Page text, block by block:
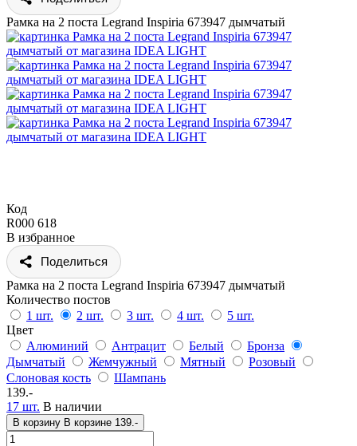
Рамка на 2 поста Legrand Inspiria 673947 дымчатый
Код
R000 618
В избранное
Поделиться
Рамка на 2 поста Legrand Inspiria 673947 дымчатый
Количество постов
1 шт.
2 шт. 3 шт. 4 шт.
5 шт.
Цвет
Алюминий
Антрацит Белый
Бронза
Дымчатый
Жемчужный Мятный
Розовый
Слоновая кость
Шампань
139.-
17 шт. В наличии
В корзину В корзине 139.-